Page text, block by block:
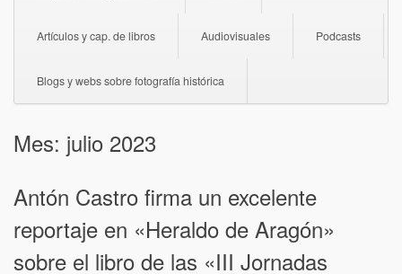
Artículos y cap. de libros Audiovisuales Podcasts
Blogs y webs sobre fotografía histórica
Mes: julio 2023
Antón Castro firma un excelente
reportaje en «Heraldo de Aragón»
sobre el libro de las «III Jornadas